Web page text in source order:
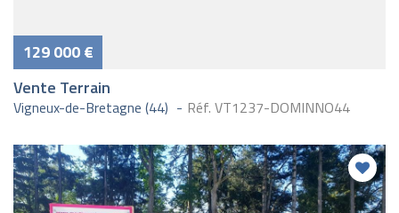
129 000 €
Vente Terrain
Vigneux-de-Bretagne (44) Réf. VT1237-DOMINNO44